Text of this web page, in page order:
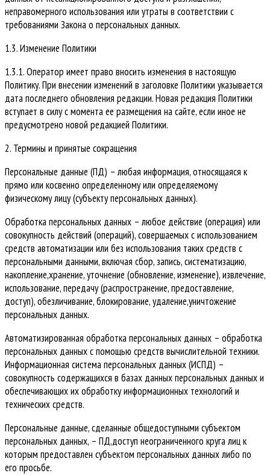
неправомерного использования или утраты в соответствии с
требованиями Закона о персональных данных.
1.3. Изменение Политики
1.3.1. Оператор имеет право вносить изменения в настоящую
Политику. При внесении изменений в заголовке Политики указывается
дата последнего обновления редакции. Новая редакция Политики
вступает в силу с момента ее размещения на сайте, если иное не
предусмотрено новой редакцией Политики.
2. Термины и принятые сокращения
Персональные данные (ПД) – любая информация, относящаяся к
прямо или косвенно определенному или определяемому
физическому лицу (субъекту персональных данных).
Обработка персональных данных – любое действие (операция) или
совокупность действий (операций), совершаемых с использованием
средств автоматизации или без использования таких средств с
персональными данными, включая сбор, запись, систематизацию,
накопление,хранение, уточнение (обновление, изменение), извлечение,
использование, передачу (распространение, предоставление,
доступ), обезличивание, блокирование, удаление,уничтожение
персональных данных.
Автоматизированная обработка персональных данных – обработка
персональных данных с помощью средств вычислительной техники.
Информационная система персональных данных (ИСПД) –
совокупность содержащихся в базах данных персональных данных и
обеспечивающих их обработку информационных технологий и
технических средств.
Персональные данные, сделанные общедоступными субъектом
персональных данных, – ПД,доступ неограниченного круга лиц к
которым предоставлен субъектом персональных данных либо по
его просьбе.